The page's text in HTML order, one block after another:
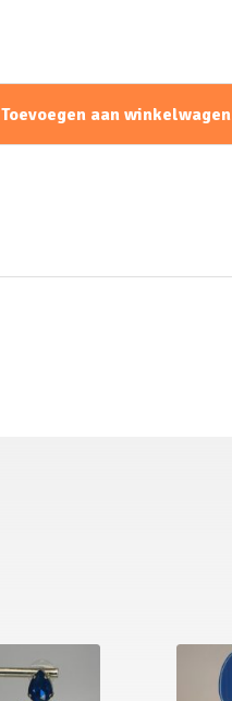
Toevoegen aan winkelwagen